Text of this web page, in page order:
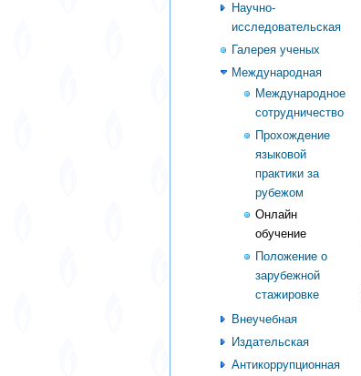
Научно-
исследовательская
Галерея ученых
Международная
Международное
сотрудничество
Прохождение
языковой
практики за
рубежом
Онлайн
обучение
Положение о
зарубежной
стажировке
Внеучебная
Издательская
Антикоррупционная